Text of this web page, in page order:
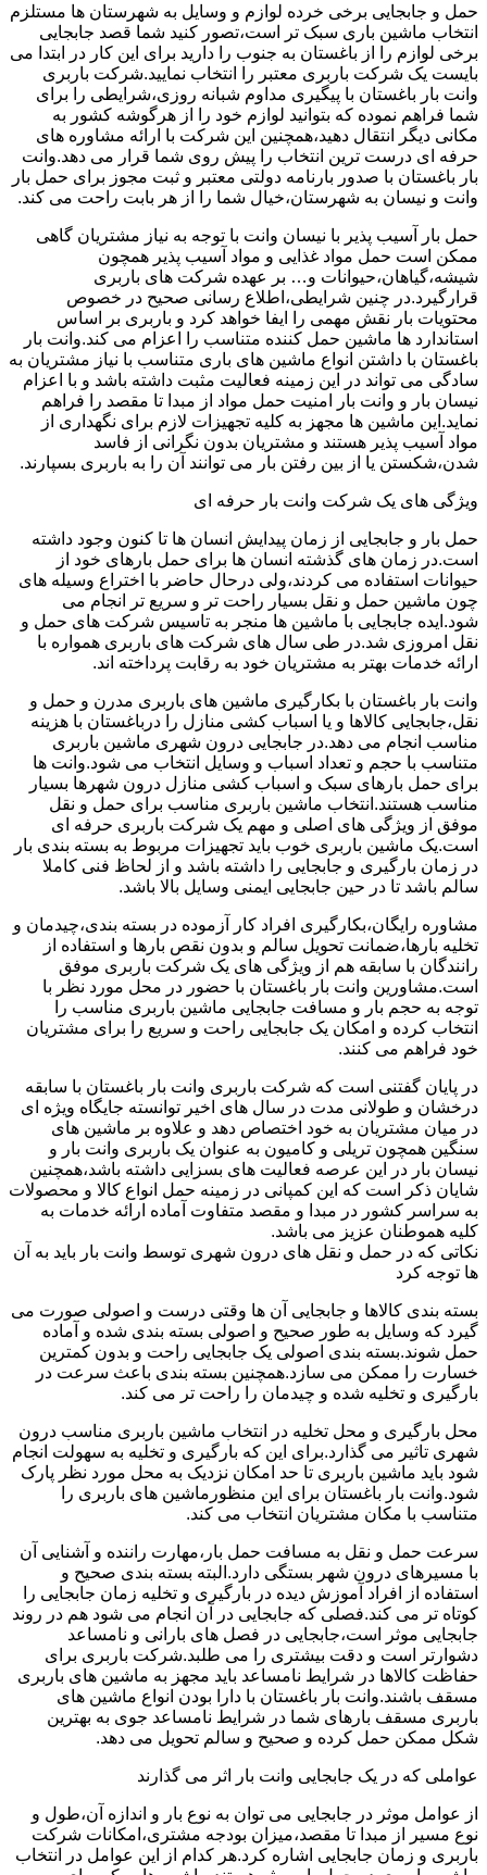
حمل و جابجایی برخی خرده لوازم و وسایل به شهرستان ها مستلزم
انتخاب ماشین باری سبک تر است،تصور کنید شما قصد جابجایی
برخی لوازم را از باغستان به جنوب را دارید برای این کار در ابتدا می
بایست یک شرکت باربری معتبر را انتخاب نمایید.شرکت باربری
وانت بار باغستان با پیگیری مداوم شبانه روزی،شرایطی را برای
شما فراهم نموده که بتوانید لوازم خود را از هرگوشه کشور به
مکانی دیگر انتقال دهید،همچنین این شرکت با ارائه مشاوره های
حرفه ای درست ترین انتخاب را پیش روی شما قرار می دهد.وانت
بار باغستان با صدور بارنامه دولتی معتبر و ثبت مجوز برای حمل بار
وانت و نیسان به شهرستان،خیال شما را از هر بابت راحت می کند.
حمل بار آسیب پذیر با نیسان وانت با توجه به نیاز مشتریان گاهی
ممکن است حمل مواد غذایی و مواد آسیب پذیر همچون
شیشه،گیاهان،حیوانات و… بر عهده شرکت های باربری
قرارگیرد.در چنین شرایطی،اطلاع رسانی صحیح در خصوص
محتویات بار نقش مهمی را ایفا خواهد کرد و باربری بر اساس
استاندارد ها ماشین حمل کننده متناسب را اعزام می کند.وانت بار
باغستان با داشتن انواع ماشین های باری متناسب با نیاز مشتریان به
سادگی می تواند در این زمینه فعالیت مثبت داشته باشد و با اعزام
نیسان بار و وانت بار امنیت حمل مواد از مبدا تا مقصد را فراهم
نماید.این ماشین ها مجهز به کلیه تجهیزات لازم برای نگهداری از
مواد آسیب پذیر هستند و مشتریان بدون نگرانی از فاسد
شدن،شکستن یا از بین رفتن بار می توانند آن را به باربری بسپارند.
ویژگی های یک شرکت وانت بار حرفه ای
حمل بار و جابجایی از زمان پیدایش انسان ها تا کنون وجود داشته
است.در زمان های گذشته انسان ها برای حمل بارهای خود از
حیوانات استفاده می کردند،ولی درحال حاضر با اختراع وسیله های
چون ماشین حمل و نقل بسیار راحت تر و سریع تر انجام می
شود.ایده جابجایی با ماشین ها منجر به تاسیس شرکت های حمل و
نقل امروزی شد.در طی سال های شرکت های باربری همواره با
ارائه خدمات بهتر به مشتریان خود به رقابت پرداخته اند.
وانت بار باغستان با بکارگیری ماشین های باربری مدرن و حمل و
نقل،جابجایی کالاها و یا اسباب کشی منازل را درباغستان با هزینه
مناسب انجام می دهد.در جابجایی درون شهری ماشین باربری
متناسب با حجم و تعداد اسباب و وسایل انتخاب می شود.وانت ها
برای حمل بارهای سبک و اسباب کشی منازل درون شهرها بسیار
مناسب هستند.انتخاب ماشین باربری مناسب برای حمل و نقل
موفق از ویژگی های اصلی و مهم یک شرکت باربری حرفه ای
است.یک ماشین باربری خوب باید تجهیزات مربوط به بسته بندی بار
در زمان بارگیری و جابجایی را داشته باشد و از لحاظ فنی کاملا
سالم باشد تا در حین جابجایی ایمنی وسایل بالا باشد.
مشاوره رایگان،بکارگیری افراد کار آزموده در بسته بندی،چیدمان و
تخلیه بارها،ضمانت تحویل سالم و بدون نقص بارها و استفاده از
رانندگان با سابقه هم از ویژگی های یک شرکت باربری موفق
است.مشاورین وانت بار باغستان با حضور در محل مورد نظر با
توجه به حجم بار و مسافت جابجایی ماشین باربری مناسب را
انتخاب کرده و امکان یک جابجایی راحت و سریع را برای مشتریان
خود فراهم می کنند.
در پایان گفتنی است که شرکت باربری وانت بار باغستان با سابقه
درخشان و طولانی مدت در سال های اخیر توانسته جایگاه ویژه ای
در میان مشتریان به خود اختصاص دهد و علاوه بر ماشین های
سنگین همچون تریلی و کامیون به عنوان یک باربری وانت بار و
نیسان بار در این عرصه فعالیت های بسزایی داشته باشد،همچنین
شایان ذکر است که این کمپانی در زمینه حمل انواع کالا و محصولات
به سراسر کشور در مبدا و مقصد متفاوت آماده ارائه خدمات به
کلیه هموطنان عزیز می باشد.
نکاتی که در حمل و نقل های درون شهری توسط وانت بار باید به آن
ها توجه کرد
بسته بندی کالاها و جابجایی آن ها وقتی درست و اصولی صورت می
گیرد که وسایل به طور صحیح و اصولی بسته بندی شده و آماده
حمل شوند.بسته بندی اصولی یک جابجایی راحت و بدون کمترین
خسارت را ممکن می سازد.همچنین بسته بندی باعث سرعت در
بارگیری و تخلیه شده و چیدمان را راحت تر می کند.
محل بارگیری و محل تخلیه در انتخاب ماشین باربری مناسب درون
شهری تاثیر می گذارد.برای این که بارگیری و تخلیه به سهولت انجام
شود باید ماشین باربری تا حد امکان نزدیک به محل مورد نظر پارک
شود.وانت بار باغستان برای این منظورماشین های باربری را
متناسب با مکان مشتریان انتخاب می کند.
سرعت حمل و نقل به مسافت حمل بار،مهارت راننده و آشنایی آن
با مسیرهای درون شهر بستگی دارد.البته بسته بندی صحیح و
استفاده از افراد آموزش دیده در بارگیری و تخلیه زمان جابجایی را
کوتاه تر می کند.فصلی که جابجایی در آن انجام می شود هم در روند
جابجایی موثر است،جابجایی در فصل های بارانی و نامساعد
دشوارتر است و دقت بیشتری را می طلبد.شرکت باربری برای
حفاظت کالاها در شرایط نامساعد باید مجهز به ماشین های باربری
مسقف باشند.وانت بار باغستان با دارا بودن انواع ماشین های
باربری مسقف بارهای شما در شرایط نامساعد جوی به بهترین
شکل ممکن حمل کرده و صحیح و سالم تحویل می دهد.
عواملی که در یک جابجایی وانت بار اثر می گذارند
از عوامل موثر در جابجایی می توان به نوع بار و اندازه آن،طول و
نوع مسیر از مبدا تا مقصد،میزان بودجه مشتری،امکانات شرکت
باربری و زمان جابجایی اشاره کرد.هر کدام از این عوامل در انتخاب